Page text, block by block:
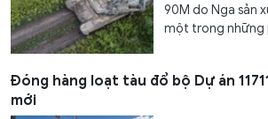
90M do Nga sản
một trong những
Đóng hàng loạt tàu đổ bộ Dự án
mới